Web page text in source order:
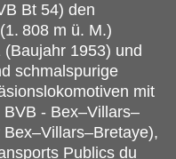
Bt 54) den
808 m ü. M.)
1953) und
schmalspurige
mit
- Bex–Villars–
Publics du